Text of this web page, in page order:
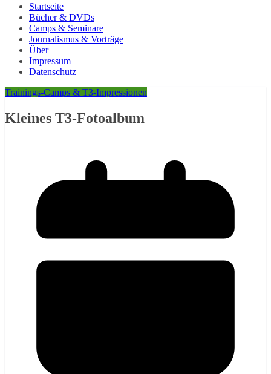
Startseite
Bücher & DVDs
Camps & Seminare
Journalismus & Vorträge
Über
Impressum
Datenschutz
Trainings-Camps & T3-Impressionen
Kleines T3-Fotoalbum